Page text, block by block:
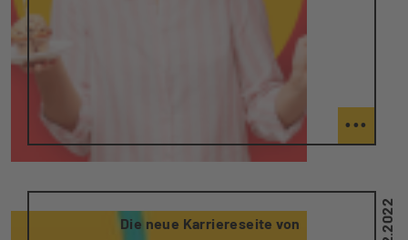
...
Die neue Karriereseite von